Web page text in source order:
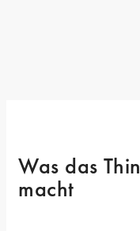
Was das
macht